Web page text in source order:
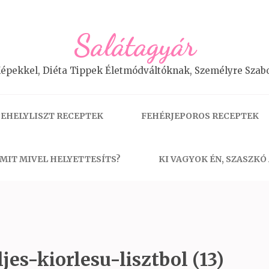
Salátagyár
Diéta Tippek Életmódváltóknak, Személyre
RECEPTEK FEHÉRJEPOROS RECEPTEK
MIVEL HELYETTESÍTS? KI VAGYOK ÉN,
kiorlesu-lisztbol (13)